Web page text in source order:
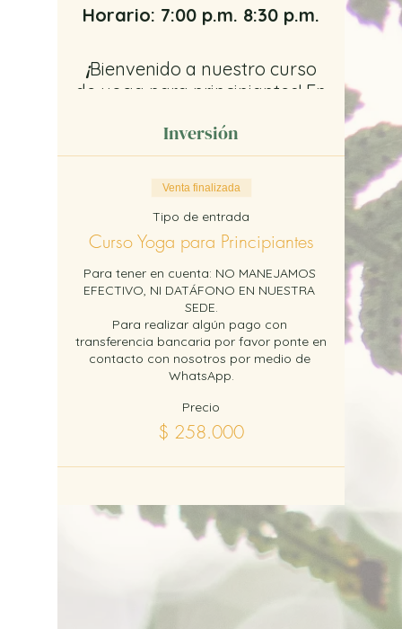
Horario: 7:00 p.m. 8:30 p.m.
¡Bienvenido a nuestro curso
de yoga para principiantes! En
teoría como en práctica, la
serie de Rishikesh. Entendarás
la importancia de los
adecuada), ásanas (ejercicio
adecuado) y savasana
(relajación adecuada).
Veremos cada una de las
posturas que componen la
serie y comprendarás la
importancia de estas a nivel
físico, mental y espiritual.
¡Te esperamos!
DATÁFONO EN NUESTRA
SEDE.
Para realizar algún pago
con transferencia bancaria
por favor ponte en contacto
con nosotros por medio de
Inversión
Venta finalizada
Tipo de entrada
Curso Yoga para Principiantes
Para tener en cuenta: NO MANEJAMOS
EFECTIVO, NI DATÁFONO EN NUESTRA
SEDE.
Para realizar algún pago con
transferencia bancaria por favor ponte en
contacto con nosotros por medio de
WhatsApp.
Precio
$ 258.000